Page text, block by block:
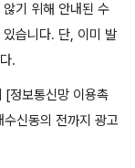
기 위해 안내된 수
습니다. 단, 이미 발
.
정보통신망 이용촉
신동의 전까지 광고